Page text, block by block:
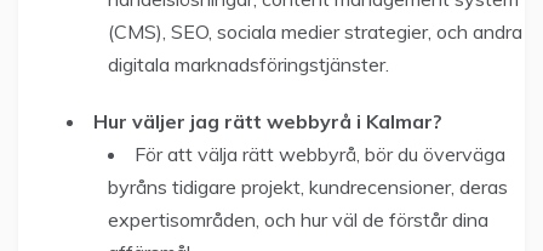
(CMS), SEO, sociala medier strategier, och andra
digitala marknadsföringstjänster.
Hur väljer jag rätt webbyrå i Kalmar?
För att välja rätt webbyrå, bör du överväga
byråns tidigare projekt, kundrecensioner, deras
expertisområden, och hur väl de förstår dina